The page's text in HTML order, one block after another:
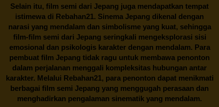
Selain itu, film semi dari Jepang juga mendapatkan tempat
istimewa di Rebahan21. Sinema Jepang dikenal dengan
narasi yang mendalam dan simbolisme yang kuat, sehingga
film-film semi dari Jepang seringkali mengeksplorasi sisi
emosional dan psikologis karakter dengan mendalam. Para
pembuat film Jepang tidak ragu untuk membawa penonton
dalam perjalanan menggali kompleksitas hubungan antar
karakter. Melalui Rebahan21, para penonton dapat menikmati
berbagai film semi Jepang yang menggugah perasaan dan
menghadirkan pengalaman sinematik yang mendalam.